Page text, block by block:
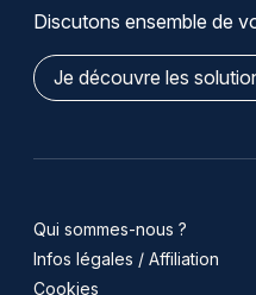
Discutons ensemble de
Je découvre les
Qui sommes-nous ?
Infos légales / Affiliation
Cookies